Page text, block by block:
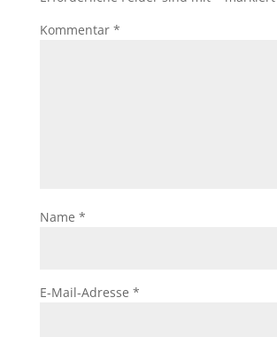
Kommentar *
Name *
E-Mail-Adresse *